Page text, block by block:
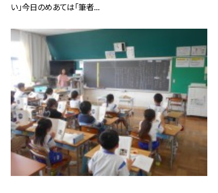
い」今日のめあては「筆者...